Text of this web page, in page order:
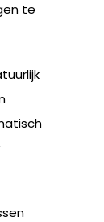
te